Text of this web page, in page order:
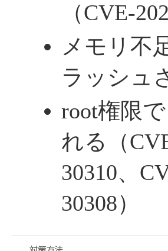
（CVE-
メモリ不
ラッシュ
root権限
れる（
30310、
30308）